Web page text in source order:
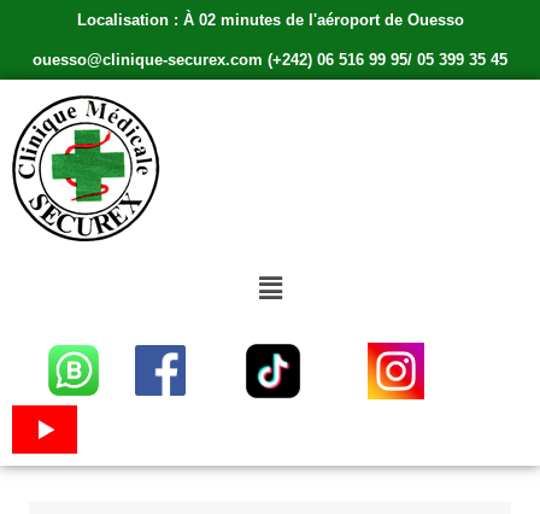
Localisation : À 02 minutes de l'aéroport de Ouesso
ouesso@clinique-securex.com (+242) 06 516 99 95/ 05 399 35 45